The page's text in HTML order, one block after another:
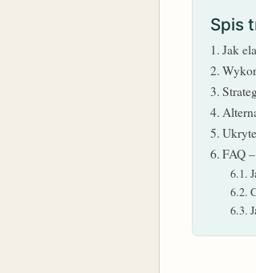
Spis
Jak
FAQ